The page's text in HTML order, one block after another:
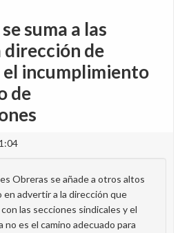
suma a las
dirección de
el incumplimiento
de
Obreras se añade a otros altos
en advertir a la dirección que
las secciones sindicales y el
no es el camino adecuado para